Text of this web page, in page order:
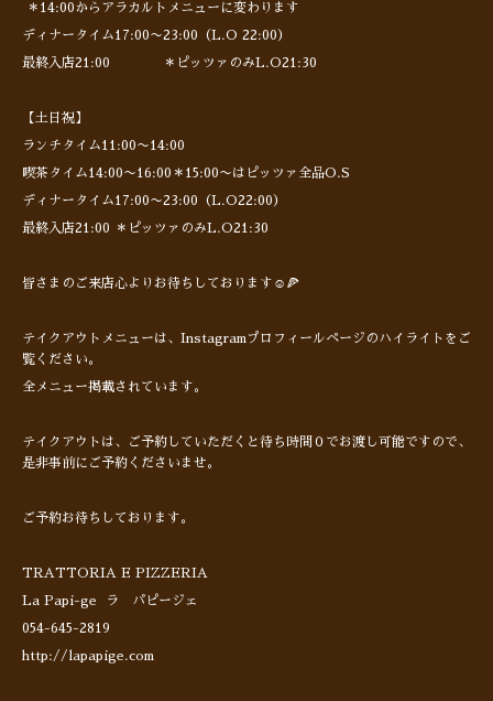
＊14:00からアラカルトメニューに変わります
ディナータイム17:00〜23:00（L.O 22:00）
最終入店21:00 ＊ピッツァのみL.O21:30
【土日祝】
ランチタイム11:00〜14:00
喫茶タイム14:00〜16:00＊15:00〜はピッツァ全品O.S
ディナータイム17:00〜23:00（L.O22:00）
最終入店21:00 ＊ピッツァのみL.O21:30
皆さまのご来店心よりお待ちしております☺️🍕
テイクアウトメニューは、Instagramプロフィールページのハイライトをご
覧ください。
全メニュー掲載されています。
テイクアウトは、ご予約していただくと待ち時間０でお渡し可能ですので、
是非事前にご予約くださいませ。
ご予約お待ちしております。
TRATTORIA E PIZZERIA
La Papi-ge ラ パピージェ
054-645-2819
http://lapapige.com